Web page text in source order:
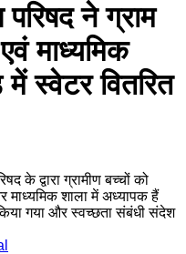
ने ग्राम
माध्यमिक
स्वेटर वितरित
के द्वारा ग्रामीण बच्चों को
माध्यमिक शाला में अध्यापक हैं
गया और स्वच्छता संबंधी संदेश